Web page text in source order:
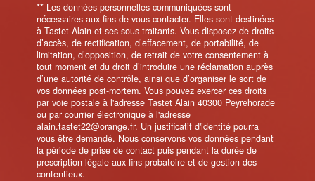
** Les données personnelles communiquées sont
nécessaires aux fins de vous contacter. Elles sont destinées
à Tastet Alain et ses sous-traitants. Vous disposez de droits
d’accès, de rectification, d’effacement, de portabilité, de
limitation, d’opposition, de retrait de votre consentement à
tout moment et du droit d’introduire une réclamation auprès
d’une autorité de contrôle, ainsi que d’organiser le sort de
vos données post-mortem. Vous pouvez exercer ces droits
par voie postale à l'adresse Tastet Alain 40300 Peyrehorade
ou par courrier électronique à l'adresse
alain.tastet22@orange.fr. Un justificatif d'identité pourra
vous être demandé. Nous conservons vos données pendant
la période de prise de contact puis pendant la durée de
prescription légale aux fins probatoire et de gestion des
contentieux.